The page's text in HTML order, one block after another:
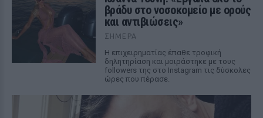
βράδυ στο νοσοκομείο με ορούς
και αντιβιώσεις»
ΣΉΜΕΡΑ
Η επιχειρηματίας έπαθε τροφική
δηλητηρίαση και μοιράστηκε με τους
followers της στο Instagram τις δύσκολες
ώρες που πέρασε.